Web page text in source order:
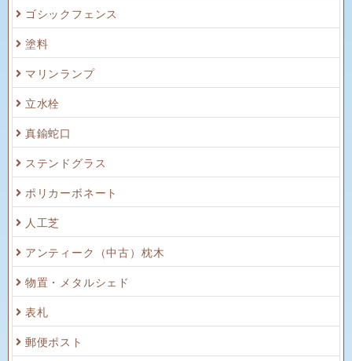
ゴシックフェンス
塗料
マリンランプ
立水栓
真鍮蛇口
ステンドグラス
ポリカーボネート
人工芝
アンティーク（中古）枕木
物置・メタルシェド
表札
郵便ポスト